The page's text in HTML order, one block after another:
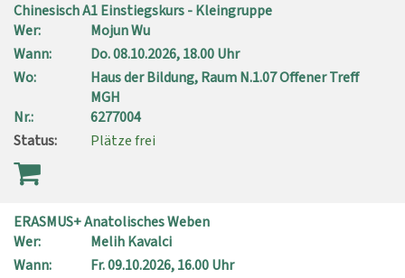
Chinesisch A1 Einstiegskurs - Kleingruppe
Wer:
Mojun Wu
Wann:
Do.08.10.2026, 18.00 Uhr
Wo:
Haus der Bildung, Raum N.1.07 Offener Treff
MGH
Nr.:
6277004
Status:
Plätze frei
ERASMUS+ Anatolisches Weben
Wer:
Melih Kavalci
Wann:
Fr.09.10.2026, 16.00 Uhr